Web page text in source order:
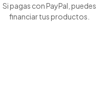
Si pagas con PayPal, puedes
financiar tus productos.